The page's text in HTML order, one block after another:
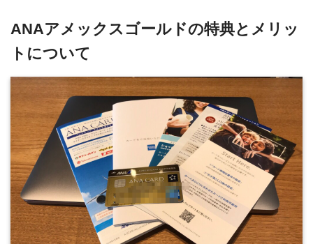
ANAアメックスゴールドの特典とメリッ
トについて